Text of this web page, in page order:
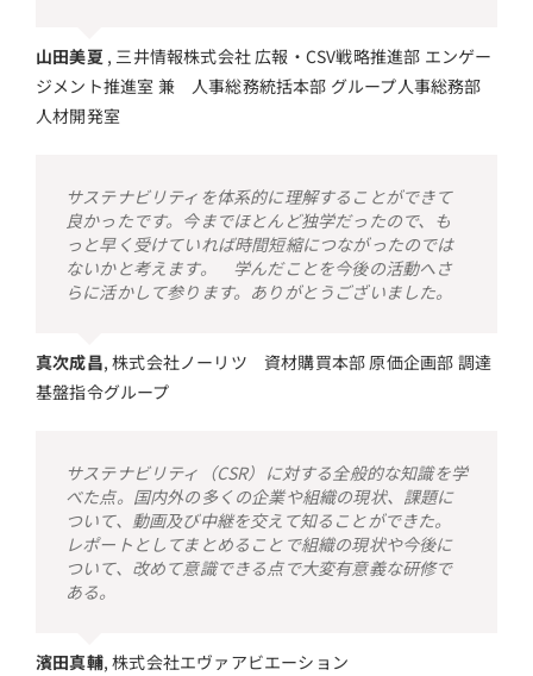
山田美夏 , 三井情報株式会社 広報・CSV戦略推進部 エンゲー
ジメント推進室 兼 人事総務統括本部 グループ人事総務部
人材開発室
サステナビリティを体系的に理解することができて
良かったです。今までほとんど独学だったので、も
っと早く受けていれば時間短縮につながったのでは
ないかと考えます。 学んだことを今後の活動へさ
らに活かして参ります。ありがとうございました。
真次成昌,株式会社ノーリツ 資材購買本部 原価企画部 調達
基盤指令グループ
サステナビリティ（CSR）に対する全般的な知識を学
べた点。国内外の多くの企業や組織の現状、課題に
ついて、動画及び中継を交えて知ることができた。
レポートとしてまとめることで組織の現状や今後に
ついて、改めて意識できる点で大変有意義な研修で
ある。
濱田真輔,株式会社エヴァアビエーション